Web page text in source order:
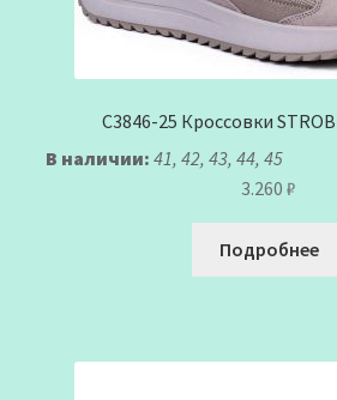
C3846-25 Кроссовки
В наличии: 41, 42, 43, 44, 45
3.260 ₽
Подробнее